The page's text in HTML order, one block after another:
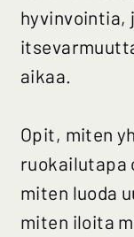
hyvinvointia,
aikaa.
Opit, miten
ruokailutapa
miten luoda
miten iloita